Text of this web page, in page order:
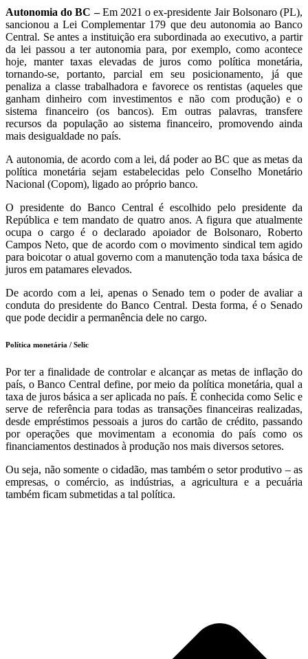
Autonomia do BC –Em 2021 o ex-presidente Jair Bolsonaro (PL),
sancionou a Lei Complementar 179 que deu autonomia ao Banco
Central. Se antes a instituição era subordinada ao executivo, a partir
da lei passou a ter autonomia para, por exemplo, como acontece
hoje, manter taxas elevadas de juros como política monetária,
tornando-se, portanto, parcial em seu posicionamento, já que
penaliza a classe trabalhadora e favorece os rentistas (aqueles que
ganham dinheiro com investimentos e não com produção) e o
sistema financeiro (os bancos). Em outras palavras, transfere
recursos da população ao sistema financeiro, promovendo ainda
mais desigualdade no país.
A autonomia, de acordo com a lei, dá poder ao BC que as metas da
política monetária sejam estabelecidas pelo Conselho Monetário
Nacional (Copom), ligado ao próprio banco.
O presidente do Banco Central é escolhido pelo presidente da
República e tem mandato de quatro anos. A figura que atualmente
ocupa o cargo é o declarado apoiador de Bolsonaro, Roberto
Campos Neto, que de acordo com o movimento sindical tem agido
para boicotar o atual governo com a manutenção toda taxa básica de
juros em patamares elevados.
De acordo com a lei, apenas o Senado tem o poder de avaliar a
conduta do presidente do Banco Central. Desta forma, é o Senado
que pode decidir a permanência dele no cargo.
Política monetária / Selic
Por ter a finalidade de controlar e alcançar as metas de inflação do
país, o Banco Central define, por meio da política monetária, qual a
taxa de juros básica a ser aplicada no país. É conhecida como Selic e
serve de referência para todas as transações financeiras realizadas,
desde empréstimos pessoais a juros do cartão de crédito, passando
por operações que movimentam a economia do país como os
financiamentos destinados à produção nos mais diversos setores.
Ou seja, não somente o cidadão, mas também o setor produtivo – as
empresas, o comércio, as indústrias, a agricultura e a pecuária
também ficam submetidas a tal política.